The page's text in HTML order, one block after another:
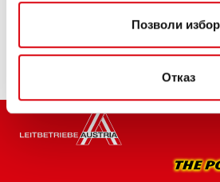
Позволи
Отказ